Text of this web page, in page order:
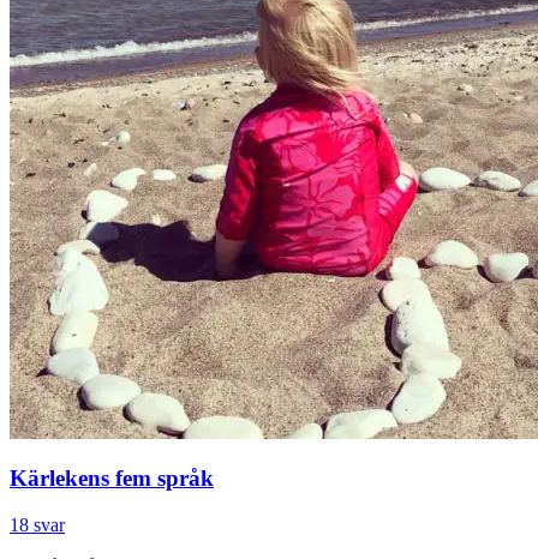
Kärlekens fem språk
18 svar